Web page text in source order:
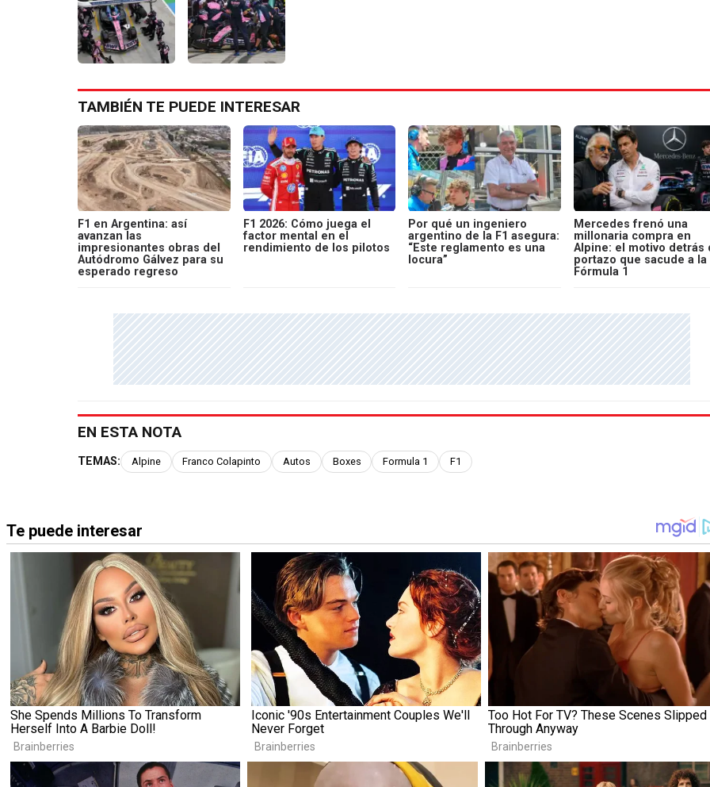
TAMBIÉN TE PUEDE INTERESAR
F1 en Argentina: así
avanzan las
impresionantes obras del
Autódromo Gálvez para su
esperado regreso
F1 2026: Cómo juega el
factor mental en el
rendimiento de los pilotos
Por qué un ingeniero
argentino de la F1 asegura:
“Este reglamento es una
locura”
Mercedes frenó una
millonaria compra en
Alpine: el motivo detrás
portazo que sacude a la
Fórmula 1
EN ESTA NOTA
TEMAS: Alpine Franco Colapinto Autos Boxes Formula 1 F1